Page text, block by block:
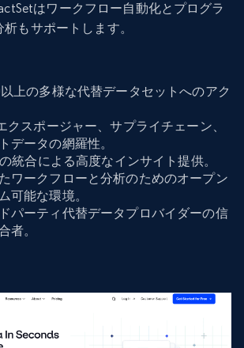
はワークフロー自動化とプログラ
もサポートします。
上の多様な代替データセットへのアク
クスポージャー、サプライチェーン、
データの網羅性。
統合による高度なインサイト提供。
ワークフローと分析のためのオープン
可能な環境。
パーティ代替データプロバイダーの信
者。